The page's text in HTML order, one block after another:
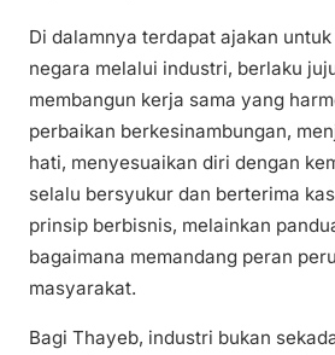
Di dalamnya terdapat ajakan
negara melalui industri, berlaku
membangun kerja sama yang
perbaikan berkesinambungan,
hati, menyesuaikan diri dengan
selalu bersyukur dan berterima
prinsip berbisnis, melainkan
bagaimana memandang peran
masyarakat.
Bagi Thayeb, industri bukan